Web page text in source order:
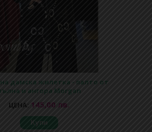
дамска жилетка - палто от
и ангора Morgan
ЦЕНА: 145,00 лв.
Купи